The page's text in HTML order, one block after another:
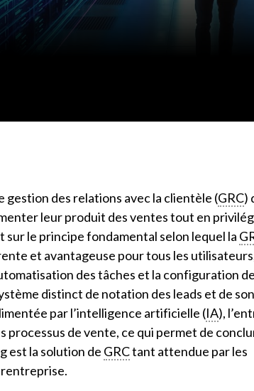
gestion des relations avec la clientèle (GRC)
leur produit des ventes tout en
sur le principe fondamental selon lequel la
et avantageuse pour tous les
des tâches et la configuration
distinct de notation des leads et de son
par l’intelligence artificielle (IA),
processus de vente, ce qui permet de
est la solution de GRCtant attendue par les